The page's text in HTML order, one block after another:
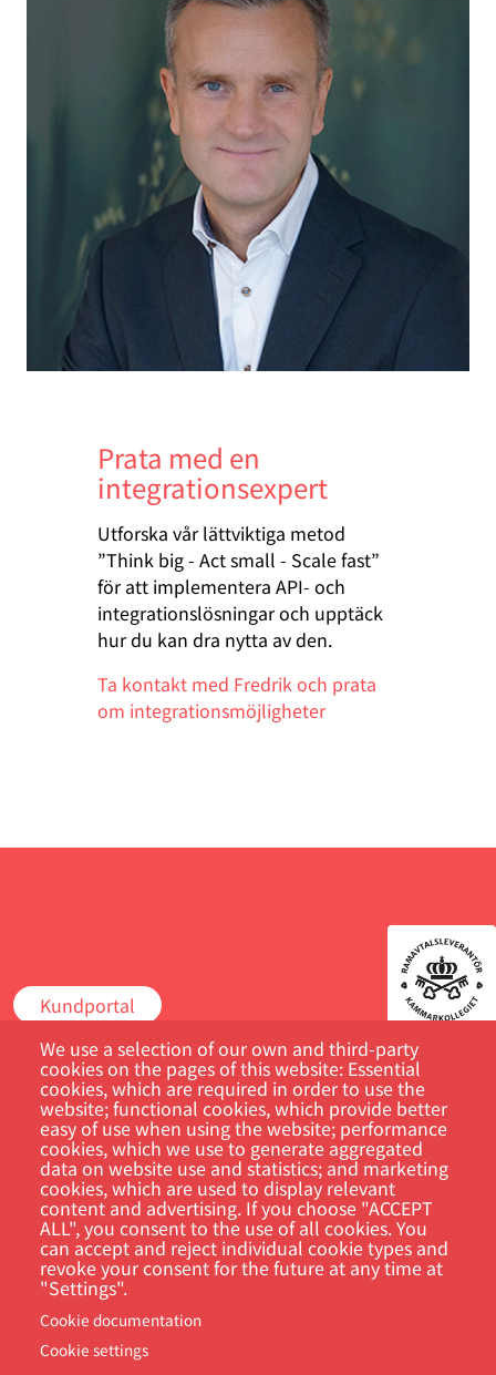
Prata med en
integrationsexpert
Utforska vår lättviktiga metod
”Think big - Act small - Scale fast”
för att implementera API- och
integrationslösningar och upptäck
hur du kan dra nytta av den.
Ta kontakt med Fredrik och prata
om integrationsmöjligheter
Kundportal
Sök
We use a selection of our own and third-party
cookies on the pages of this website: Essential
cookies, which are required in order to use the
website; functional cookies, which provide better
easy of use when using the website; performance
cookies, which we use to generate aggregated
data on website use and statistics; and marketing
cookies, which are used to display relevant
content and advertising. If you choose "ACCEPT
ALL", you consent to the use of all cookies. You
can accept and reject individual cookie types and
revoke your consent for the future at any time at
"Settings".
Cookie documentation
Cookie settings
Footer